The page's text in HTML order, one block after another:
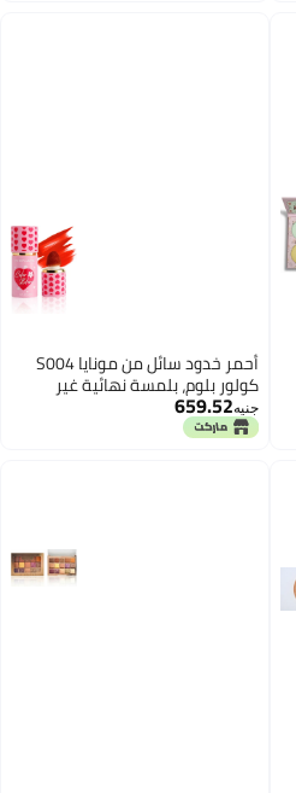
أحمر خدود سائل من مونايا S004
كولور بلوم، بلمسة نهائية غير
لامعة (S207#)
جنيه659.52